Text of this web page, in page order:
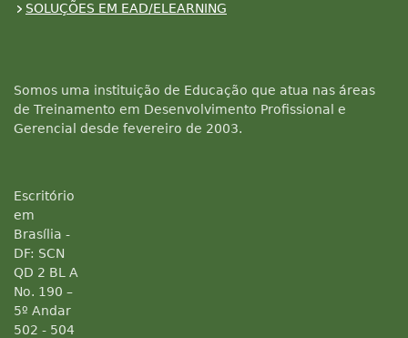
SOLUÇÕES EM EAD/ELEARNING
Somos uma instituição de Educação que atua nas áreas
de Treinamento em Desenvolvimento Profissional e
Gerencial desde fevereiro de 2003.
Escritório
em
Brasília -
DF: SCN
QD 2 BL A
No. 190 –
5º Andar
502 - 504